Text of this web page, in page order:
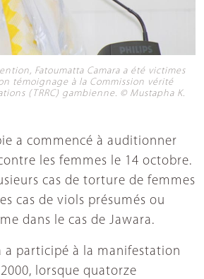
Fatoumatta Camara a été victimes
témoignage à la Commission vérité
(TRRC) gambienne. © Mustapha K.
a commencé à auditionner
les femmes le 14 octobre.
cas de torture de femmes
cas de viols présumés ou
dans le cas de Jawara.
a participé à la manifestation
lorsque quatorze